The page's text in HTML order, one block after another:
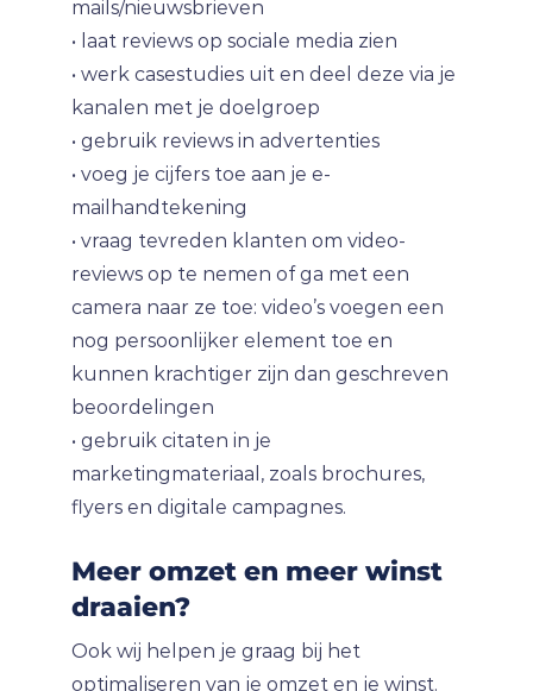
mails/nieuwsbrieven
• laat reviews op sociale media zien
• werk casestudies uit en deel deze via je
kanalen met je doelgroep
• gebruik reviews in advertenties
• voeg je cijfers toe aan je e-
mailhandtekening
• vraag tevreden klanten om video-
reviews op te nemen of ga met een
camera naar ze toe: video’s voegen een
nog persoonlijker element toe en
kunnen krachtiger zijn dan geschreven
beoordelingen
• gebruik citaten in je
marketingmateriaal, zoals brochures,
flyers en digitale campagnes.
Meer omzet en meer winst
draaien?
Ook wij helpen je graag bij het
optimaliseren van je omzet en je winst.